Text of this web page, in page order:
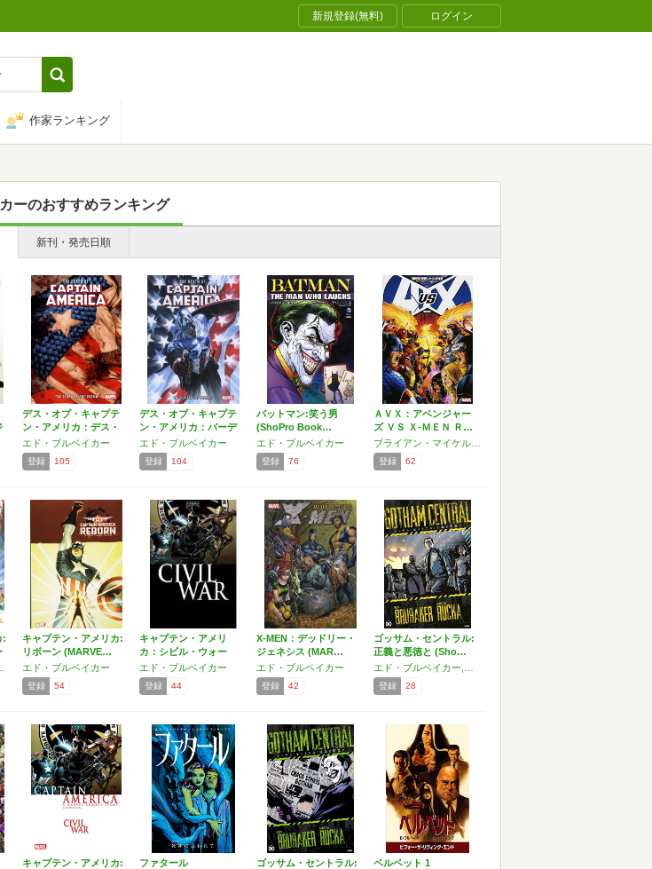
新規登録(無料) ログイン
作家ランキング
ーのおすすめランキング
新刊・発売日順
デス・オブ・キャプテ
ン・アメリカ：デス・
オブ…
エド・ブルベイカー
登録 105
デス・オブ・キャプテ
ン・アメリカ：バーデ
ン・…
エド・ブルベイカー
登録 104
バットマン:笑う男
(ShoPro Book…
エド・ブルベイカー
登録 76
ＡＶＸ：アベンジャー
ズ ＶＳ Ｘ-ＭＥＮ Ｒ…
登録 62
:
キャプテン・アメリカ:
リボーン (MARVE…
エド・ブルベイカー
登録 54
キャプテン・アメリ
カ：シビル・ウォー
エド・ブルベイカー
登録 44
X-MEN：デッドリー・
ジェネシス (MAR…
エド・ブルベイカー
登録 42
ゴッサム・セントラル:
正義と悪徳と (Sho…
登録 28
キャプテン・アメリカ:
ファタール
ゴッサム・セントラル:
ベルベット 1